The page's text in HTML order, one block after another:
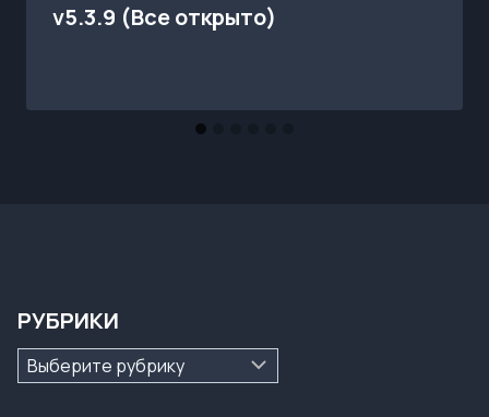
v5.3.9 (Все открыто)
РУБРИКИ
Рубрики